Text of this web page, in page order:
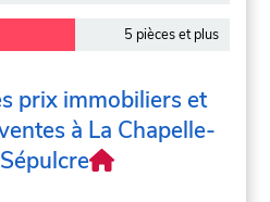
5 pièces et plus
prix immobiliers et
à La Chapelle-